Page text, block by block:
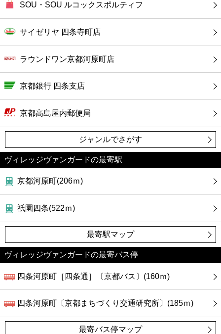
SOU・SOU ルコックスポルティフ
サイゼリヤ 四条寺町店
ラウンドワン京都河原町店
京都銀行 四条支店
京都高島屋内郵便局
ジャンルでさがす
ヴィレッジヴァンガードの最寄駅
京都河原町(206ｍ)
祇園四条(522ｍ)
最寄駅マップ
ヴィレッジヴァンガードの最寄バス停
四条河原町［四条通］〔京都バス〕(160ｍ)
四条河原町〔京都まちづくり交通研究所〕(185ｍ)
最寄バス停マップ